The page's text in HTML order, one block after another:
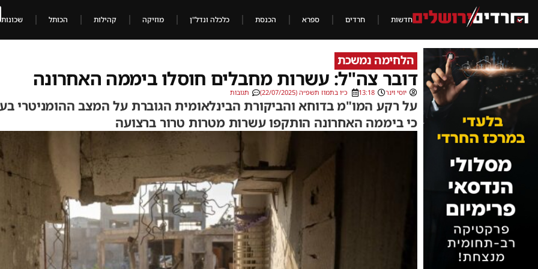
חדשות חרדים ספרא הכנסת כלכלה ונדל"ן מוזיקה קהילות הכותל שכונות
הלחימה נמשכת
דובר צה"ל: עשרות מחבלים חוסלו ביממה האחרונה
יוסי וינר 13:18 כ״ו בתמוז תשפ״ה (22/07/2025) תגובות
על רקע המו"מ בדוחא והביקורת הבינלאומית הגוברת על המצב ההומניטרי
כי ביממה האחרונה הותקפו עשרות מטרות טרור ברצועה